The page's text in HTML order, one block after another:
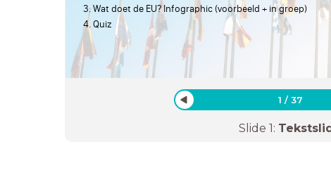
3. Wat doet de EU? Infographic (voorbeeld + in groep)
4. Quiz
1 /37
Slide 1: